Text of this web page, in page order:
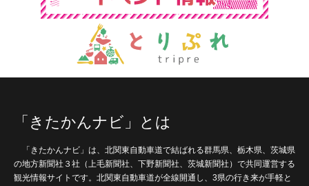
「きたかんナビ」とは
「きたかんナビ」は、北関東自動車道で結ばれる群馬県、栃木県、茨城県
の地方新聞社３社（上毛新聞社、下野新聞社、茨城新聞社）で共同運営する
観光情報サイトです。北関東自動車道が全線開通し、3県の行き来が手軽と